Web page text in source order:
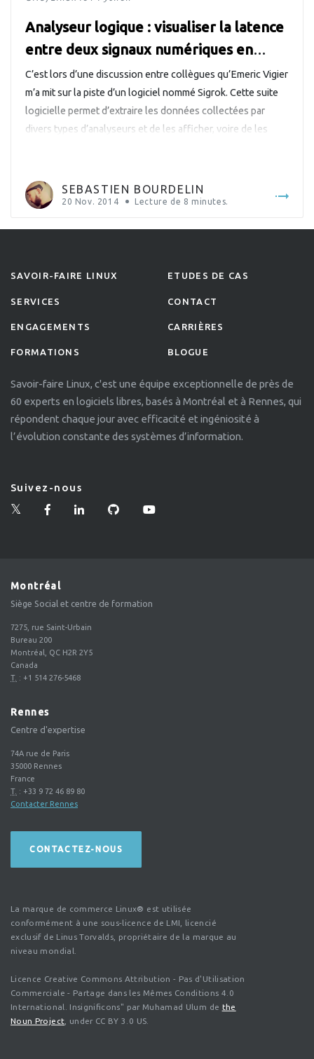
Analyseur logique : visualiser la latence
entre deux signaux numériques en
temps réel avec sigrok et matplotlib
C’est lors d’une discussion entre collègues qu’Emeric Vigier
m’a mit sur la piste d’un logiciel nommé Sigrok. Cette suite
logicielle permet d’extraire les données collectées par
divers types d’analyseurs et de les afficher, voire de les
SEBASTIEN BOURDELIN
20 Nov. 2014 Lecture de 8 minutes.
SAVOIR-FAIRE LINUX
SERVICES
ENGAGEMENTS
FORMATIONS
ETUDES DE CAS
CONTACT
CARRIÈRES
BLOGUE
Savoir-faire Linux, c'est une équipe exceptionnelle de près de
60 experts en logiciels libres, basés à Montréal et à Rennes, qui
répondent chaque jour avec efficacité et ingéniosité à
l’évolution constante des systèmes d’information.
Suivez-nous
Montréal
Siège Social et centre de formation
7275, rue Saint-Urbain
Bureau 200
Montréal, QC H2R 2Y5
Canada
T. : +1 514 276-5468
Rennes
Centre d'expertise
74A rue de Paris
35000 Rennes
France
T. : +33 9 72 46 89 80
Contacter Rennes
CONTACTEZ-NOUS
La marque de commerce Linux® est utilisée
conformément à une sous-licence de LMI, licencié
exclusif de Linus Torvalds, propriétaire de la marque au
niveau mondial.
Licence Creative Commons Attribution - Pas d'Utilisation
Commerciale - Partage dans les Mêmes Conditions 4.0
International. Insignificons" par Muhamad Ulum de the
Noun Project , under CC BY 3.0 US.